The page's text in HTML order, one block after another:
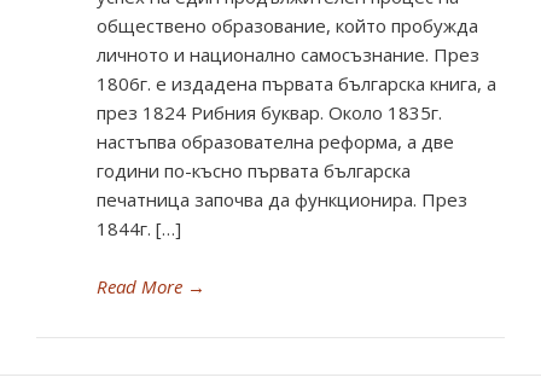
обществено образование, който пробужда
личното и национално самосъзнание. През
1806г. е издадена първата българска книга, а
през 1824 Рибния буквар. Около 1835г.
настъпва образователна реформа, а две
години по-късно първата българска
печатница започва да функционира. През
1844г. […]
Read More →